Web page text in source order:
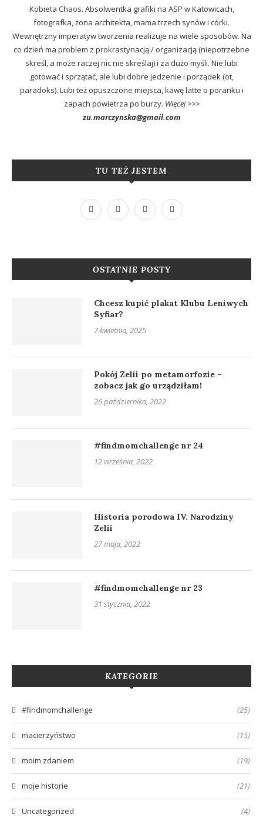
Kobieta Chaos. Absolwentka grafiki na ASP w Katowicach,
fotografka, żona architekta, mama trzech synów i córki.
Wewnętrzny imperatyw tworzenia realizuje na wiele sposobów. Na
co dzień ma problem z prokrastynacją / organizacją (niepotrzebne
skreśl, a może raczej nic nie skreślaj) i za dużo myśli. Nie lubi
gotować i sprzątać, ale lubi dobre jedzenie i porządek (ot,
paradoks). Lubi też opuszczone miejsca, kawę latte o poranku i
zapach powietrza po burzy. Więcej >>>
zu.marczynska@gmail.com
TU TEŻ JESTEM
OSTATNIE POSTY
Chcesz kupić plakat Klubu Leniwych
Syfiar?
7 kwietnia, 2025
Pokój Zelii po metamorfozie –
zobacz jak go urządziłam!
26 października, 2022
#findmomchallenge nr 24
12 września, 2022
Historia porodowa IV. Narodziny
Zelii
27 maja, 2022
#findmomchallenge nr 23
31 stycznia, 2022
KATEGORIE
#findmomchallenge (25)
macierzyństwo (15)
moim zdaniem (19)
moje historie (21)
Uncategorized (4)